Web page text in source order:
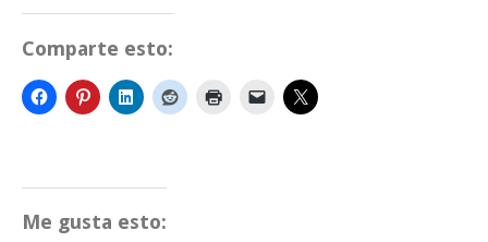
Comparte esto:
Me gusta esto: